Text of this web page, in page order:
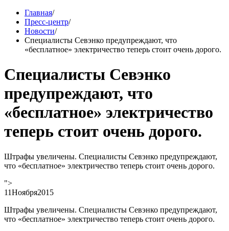
Главная/
Пресс-центр/
Новости/
Специалисты Севэнко предупреждают, что
«бесплатное» электричество теперь стоит очень дорого.
Специалисты Севэнко
предупреждают, что
«бесплатное» электричество
теперь стоит очень дорого.
Штрафы увеличены. Специалисты Севэнко предупреждают,
что «бесплатное» электричество теперь стоит очень дорого.
">
11Ноября2015
Штрафы увеличены. Специалисты Севэнко предупреждают,
что «бесплатное» электричество теперь стоит очень дорого.